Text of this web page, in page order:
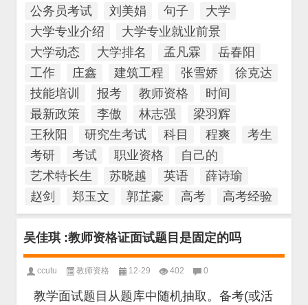
公务员考试
刘美娟 句子
大学
大学专业介绍
大学专业就业前景
大学动态
大学排名 孟凡霖
岳春阳
工作
庄鑫 建筑工程 张雪娇
徐克达
技能培训
报考 教师资格
时间
最新政策
李傲 林志强
梁羽辉
王秋阳
研究生考试 科目 程爽
考生
考研
考试 职业资格
自己的
艺术特长生
苏晓越 英语
薛诗瑜
赵剑
郑玉文 郭芷豪 高考 高考经验
吴佳琪 :教师资格证面试题目是固定的吗
ccutu 教师资格 12-29 402 0
教学面试题目从题库中随机抽取。备考(或活